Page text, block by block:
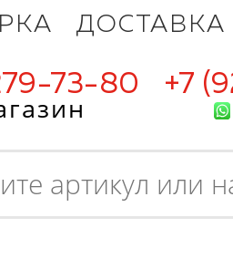
ДОСТАВКА
73-80 +7